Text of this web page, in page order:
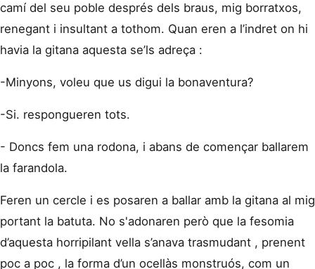
camí del seu poble després dels braus, mig borratxos,
renegant i insultant a tothom. Quan eren a l’indret on hi
havia la gitana aquesta se’ls adreça :
-Minyons, voleu que us digui la bonaventura?
-Si. respongueren tots.
- Doncs fem una rodona, i abans de començar ballarem
la farandola.
Feren un cercle i es posaren a ballar amb la gitana al mig
portant la batuta. No s'adonaren però que la fesomia
d’aquesta horripilant vella s’anava trasmudant , prenent
poc a poc , la forma d’un ocellàs monstruós, com un